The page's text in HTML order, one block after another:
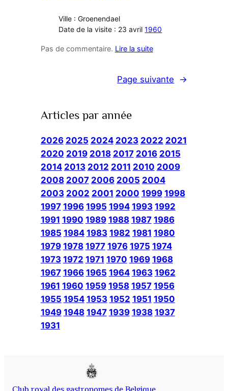
Ville : Groenendael
Date de la visite : 23 avril1960
Pas de commentaire. Lire la suite
Page suivante →
Articles par année
2026 2025 2024 2023 2022 2021
2020 2019 2018 2017 2016 2015
2014 2013 2012 2011 2010 2009
2008 2007 2006 2005 2004
2003 2002 2001 2000 1999 1998
1997 1996 1995 1994 1993 1992
1991 1990 1989 1988 1987 1986
1985 1984 1983 1982 1981 1980
1979 1978 1977 1976 1975 1974
1973 1972 1971 1970 1969 1968
1967 1966 1965 1964 1963 1962
1961 1960 1959 1958 1957 1956
1955 1954 1953 1952 1951 1950
1949 1948 1947 1939 1938 1937
1931